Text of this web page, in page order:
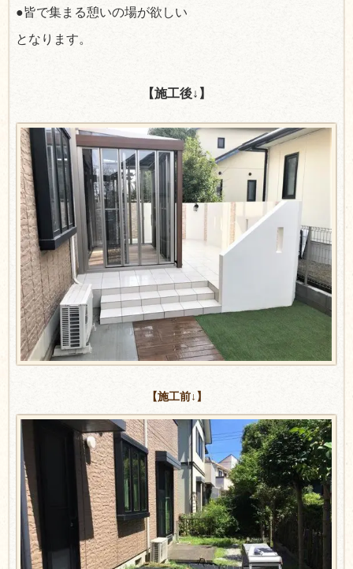
●皆で集まる憩いの場が欲しい
となります。
【施工後↓】
【施工前↓】